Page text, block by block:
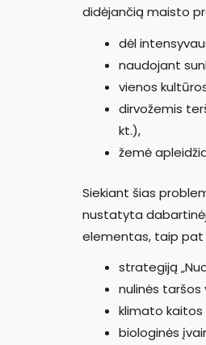
didėjančią maisto
dėl
naudojant
vienos
dirvožemis
kt.),
žemė
Siekiant šias
nustatyta
elementas, taip
strategiją
nulinės taršos
klimato kaitos
biologinės